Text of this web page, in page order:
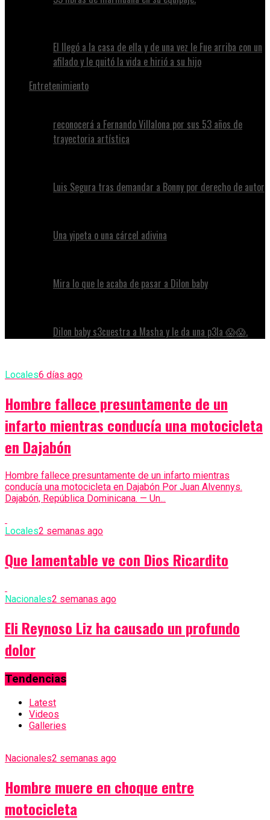
El llegó a la casa de ella y de una vez le Fue arriba con un
afilado y le quitó la vida e hirió a su hijo
Entretenimiento
reconocerá a Fernando Villalona por sus 53 años de
trayectoria artística
Luis Segura tras demandar a Bonny por derecho de autor
Una yipeta o una cárcel adivina
Mira lo que le acaba de pasar a Dilon baby
Dilon baby s3cuestra a Masha y le da una p3la 😱😱.
Locales6 días ago
Hombre fallece presuntamente de un
infarto mientras conducía una motocicleta
en Dajabón
Hombre fallece presuntamente de un infarto mientras
conducía una motocicleta en Dajabón Por Juan Alvennys.
Dajabón, República Dominicana. — Un...
Locales2 semanas ago
Que lamentable ve con Dios Ricardito
Nacionales2 semanas ago
Eli Reynoso Liz ha causado un profundo
dolor
Tendencias
Latest
Videos
Galleries
Nacionales2 semanas ago
Hombre muere en choque entre
motocicleta